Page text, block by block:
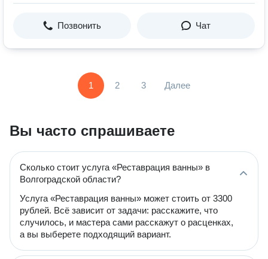
Позвонить Чат
1 2 3 Далее
Вы часто спрашиваете
Сколько стоит услуга «Реставрация ванны» в
Волгоградской области?
Услуга «Реставрация ванны» может стоить от 3300
рублей. Всё зависит от задачи: расскажите, что
случилось, и мастера сами расскажут о расценках,
а вы выберете подходящий вариант.